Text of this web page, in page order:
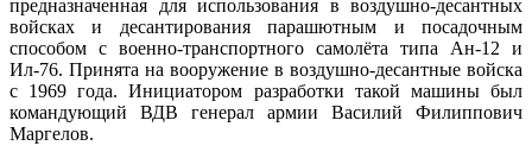
предназначенная для использования в воздушно-десантных
войсках и десантирования парашютным и посадочным
способом с военно-транспортного самолёта типа Ан-12 и
Ил-76. Принята на вооружение в воздушно-десантные войска
с 1969 года. Инициатором разработки такой машины был
командующий ВДВ генерал армии Василий Филиппович
Маргелов.